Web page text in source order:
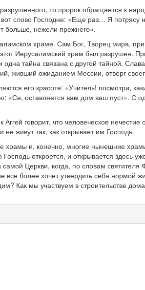
то пророк обращается к
вот слово Господне: «Еще раз… Я
больше, нежели прежнего».
храме. Сам Бог, Творец мира,
Иерусалимский храм был разрушен.
тайна связана с другой тайной.
живший ожиданием Мессии, отверг
его красоте: «Учитель! посмотри,
«Се, оставляется вам дом ваш пуст». С
говорит, что человеческое
живут так, как открывает им Господь.
и, конечно, многие нынешние
откроется, и открывается
Церкви, когда, по словам
все более хочет утвердить себя
Как мы участвуем в строительстве